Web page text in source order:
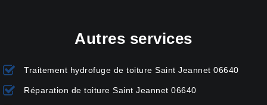
Autres services
Traitement hydrofuge de toiture Saint Jeannet 06640
Réparation de toiture Saint Jeannet 06640